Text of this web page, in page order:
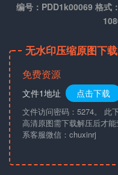
编号：PDD1k00069 格式
无水印压缩原图下载
免费资源
文件1地址 点击下载
文件访问密码：5274。 此
高清原图需下载解压后才
系客服微信：chuxinrj